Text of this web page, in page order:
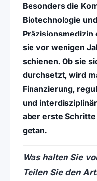
Besonders die
Biotechnologie
sie vor wenigen
schienen. Ob sie
durchsetzt, wird
Finanzierung,
und
aber erste
getan.
Was halten Sie
Teilen Sie den